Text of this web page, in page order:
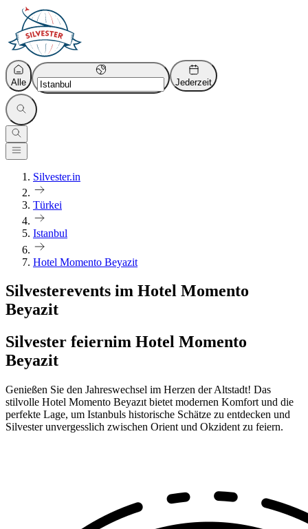
Alle Jederzeit
Silvester.in
Türkei
Istanbul
Hotel Momento Beyazit
Silvesterevents im Hotel Momento
Beyazit
Silvester feiernim Hotel Momento
Beyazit
Genießen Sie den Jahreswechsel im Herzen der Altstadt! Das
stilvolle Hotel Momento Beyazıt bietet modernen Komfort und die
perfekte Lage, um Istanbuls historische Schätze zu entdecken und
Silvester unvergesslich zwischen Orient und Okzident zu feiern.